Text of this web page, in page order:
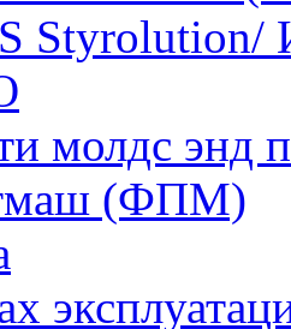
молдс энд
(ФПМ)